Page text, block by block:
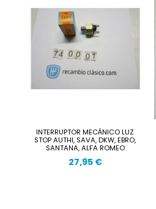
INTERRUPTOR MECÁNICO LUZ
STOP AUTHI, SAVA, DKW, EBRO,
SANTANA, ALFA ROMEO
27,95 €